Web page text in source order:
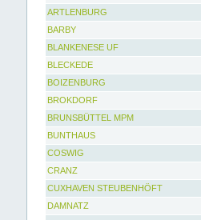
ARTLENBURG
BARBY
BLANKENESE UF
BLECKEDE
BOIZENBURG
BROKDORF
BRUNSBÜTTEL MPM
BUNTHAUS
COSWIG
CRANZ
CUXHAVEN STEUBENHÖFT
DAMNATZ